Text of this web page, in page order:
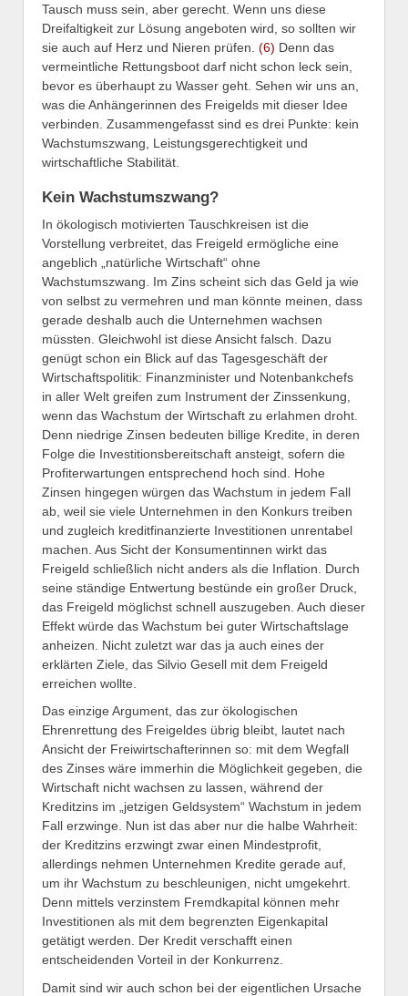
Tausch muss sein, aber gerecht. Wenn uns diese
Dreifaltigkeit zur Lösung angeboten wird, so sollten wir
sie auch auf Herz und Nieren prüfen. (6) Denn das
vermeintliche Rettungsboot darf nicht schon leck sein,
bevor es überhaupt zu Wasser geht. Sehen wir uns an,
was die Anhängerinnen des Freigelds mit dieser Idee
verbinden. Zusammengefasst sind es drei Punkte: kein
Wachstumszwang, Leistungsgerechtigkeit und
wirtschaftliche Stabilität.
Kein Wachstumszwang?
In ökologisch motivierten Tauschkreisen ist die
Vorstellung verbreitet, das Freigeld ermögliche eine
angeblich „natürliche Wirtschaft“ ohne
Wachstumszwang. Im Zins scheint sich das Geld ja wie
von selbst zu vermehren und man könnte meinen, dass
gerade deshalb auch die Unternehmen wachsen
müssten. Gleichwohl ist diese Ansicht falsch. Dazu
genügt schon ein Blick auf das Tagesgeschäft der
Wirtschaftspolitik: Finanzminister und Notenbankchefs
in aller Welt greifen zum Instrument der Zinssenkung,
wenn das Wachstum der Wirtschaft zu erlahmen droht.
Denn niedrige Zinsen bedeuten billige Kredite, in deren
Folge die Investitionsbereitschaft ansteigt, sofern die
Profiterwartungen entsprechend hoch sind. Hohe
Zinsen hingegen würgen das Wachstum in jedem Fall
ab, weil sie viele Unternehmen in den Konkurs treiben
und zugleich kreditfinanzierte Investitionen unrentabel
machen. Aus Sicht der Konsumentinnen wirkt das
Freigeld schließlich nicht anders als die Inflation. Durch
seine ständige Entwertung bestünde ein großer Druck,
das Freigeld möglichst schnell auszugeben. Auch dieser
Effekt würde das Wachstum bei guter Wirtschaftslage
anheizen. Nicht zuletzt war das ja auch eines der
erklärten Ziele, das Silvio Gesell mit dem Freigeld
erreichen wollte.
Das einzige Argument, das zur ökologischen
Ehrenrettung des Freigeldes übrig bleibt, lautet nach
Ansicht der Freiwirtschafterinnen so: mit dem Wegfall
des Zinses wäre immerhin die Möglichkeit gegeben, die
Wirtschaft nicht wachsen zu lassen, während der
Kreditzins im „jetzigen Geldsystem“ Wachstum in jedem
Fall erzwinge. Nun ist das aber nur die halbe Wahrheit:
der Kreditzins erzwingt zwar einen Mindestprofit,
allerdings nehmen Unternehmen Kredite gerade auf,
um ihr Wachstum zu beschleunigen, nicht umgekehrt.
Denn mittels verzinstem Fremdkapital können mehr
Investitionen als mit dem begrenzten Eigenkapital
getätigt werden. Der Kredit verschafft einen
entscheidenden Vorteil in der Konkurrenz.
Damit sind wir auch schon bei der eigentlichen Ursache